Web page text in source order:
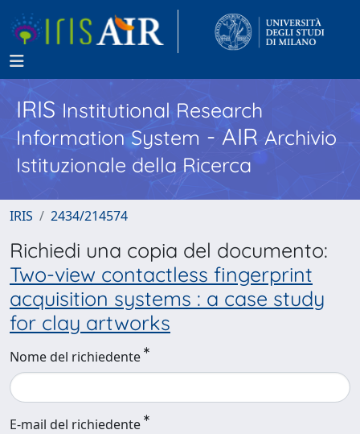
IRISInstitutional Research
Information System - AIR Archivio
Istituzionale della Ricerca
IRIS 2434/214574
Richiedi una copia del documento:
Two-view contactless fingerprint
acquisition systems : a case study
for clay artworks
Nome del richiedente
E-mail del richiedente